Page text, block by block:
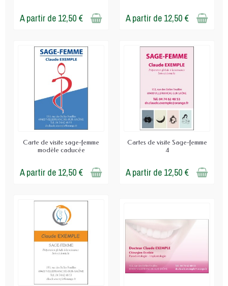
A partir de 12,50 € A partir de 12,50 €
Carte de visite sage-femme
modèle caducée
A partir de 12,50 €
Cartes de visite Sage-femme
4
A partir de 12,50 €